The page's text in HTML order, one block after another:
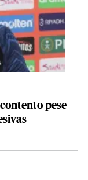
pese